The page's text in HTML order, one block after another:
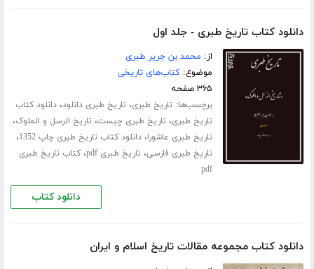
دانلود کتاب تاریخ طبری - جلد اول
از: محمد بن جریر طبری
موضوع:کتاب‌های تاریخی
۳۶۵ صفحه
برچسب‌ها: تاریخ طبری، تاریخ طبری دانلود،دانلود کتاب
تاریخ طبری، تاریخ طبری چیست، تاریخ الرسل و الملوک،
تاریخ طبری عاشورا،دانلود کتاب تاریخ طبری چاپ 1352 ،
تاریخ طبری فارسی، تاریخ طبری pdf ،کتاب تاریخ طبری
pdf
دانلود کتاب
دانلود کتاب مجموعه مقالات تاریخ اسلام و ایران